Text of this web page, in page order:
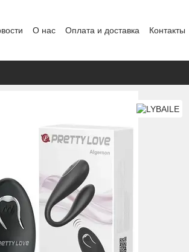
О нас Оплата и доставка Контакты